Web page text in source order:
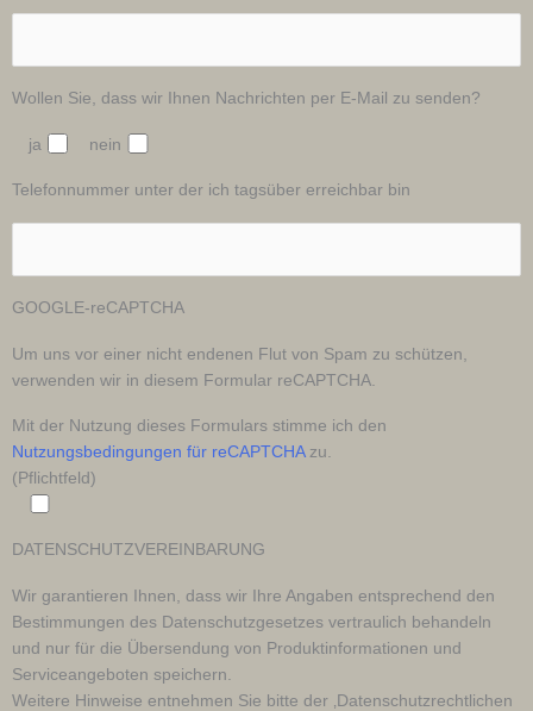
Wollen Sie, dass wir Ihnen Nachrichten per E-Mail zu senden?
ja nein
Telefonnummer unter der ich tagsüber erreichbar bin
GOOGLE-reCAPTCHA
Um uns vor einer nicht endenen Flut von Spam zu schützen,
verwenden wir in diesem Formular reCAPTCHA.
Mit der Nutzung dieses Formulars stimme ich den
Nutzungsbedingungen für reCAPTCHAzu.
(Pflichtfeld)
DATENSCHUTZVEREINBARUNG
Wir garantieren Ihnen, dass wir Ihre Angaben entsprechend den
Bestimmungen des Datenschutzgesetzes vertraulich behandeln
und nur für die Übersendung von Produktinformationen und
Serviceangeboten speichern.
Weitere Hinweise entnehmen Sie bitte der ‚Datenschutzrechtlichen